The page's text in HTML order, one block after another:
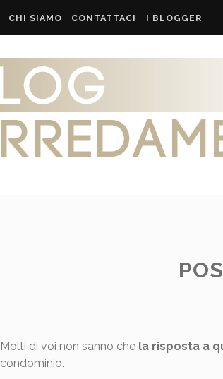
CHI SIAMO CONTATTACI I BLOGGER
Molti di voi non sanno che la risposta a
condominio.